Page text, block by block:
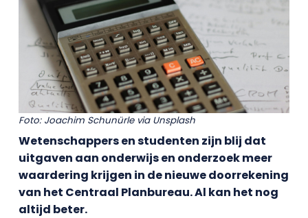
Foto: Joachim Schunürle via Unsplash
Wetenschappers en studenten zijn blij dat
uitgaven aan onderwijs en onderzoek meer
waardering krijgen in de nieuwe doorrekening
van het Centraal Planbureau. Al kan het nog
altijd beter.